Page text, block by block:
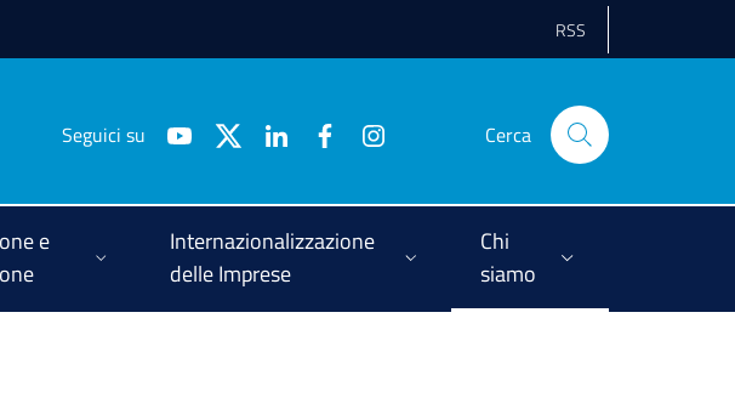
RSS
Seguici su Cerca
e
Internazionalizzazione
delle Imprese
Chi
siamo